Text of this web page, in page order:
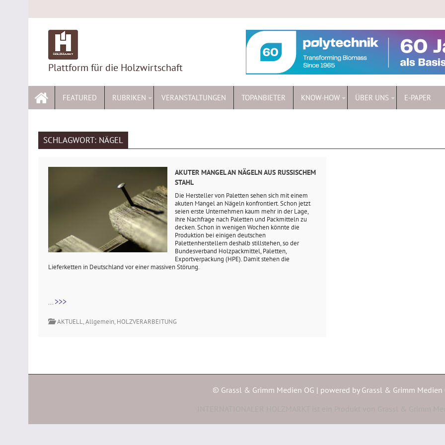
to
Plattform für die Holzwirtschaft
FEATURED RUBRIKEN VERANSTALTUNGEN TOPANBIETER KNOW-HOW ÜBER UNS E-PAPER
SCHLAGWORT: NÄGEL
AKUTER MANGEL AN NÄGELN AUS RUSSISCHEM
STAHL
Die Hersteller von Paletten sehen sich mit einem
akuten Mangel an Nägeln konfrontiert. Schon jetzt
seien erste Unternehmen kaum mehr in der Lage,
ihre Nachfrage nach Paletten und Packmitteln zu
decken. Schon in wenigen Wochen könnte die
Produktion bei einigen deutschen
Palettenherstellern deshalb stillstehen, so der
Bundesverband Holzpackmittel, Paletten,
Exportverpackung (HPE). Damit stehen die
Lieferketten in Deutschland vor einer massiven Störung.
... >>>
AKTUELL,Allgemein, HOLZVERARBEITUNG
© Grassl & Grimm Medien OG | powered by Grassl & Grimm Medien